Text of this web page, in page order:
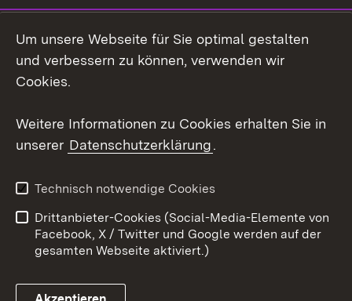
Social Wall
Youtube
Kontakt
Datenschutz
Barrierefreiheit
Impressum Cookies
Um unsere Webseite für Sie optimal gestalten
und verbessern zu können, verwenden wir
Cookies.
Weitere Informationen zu Cookies erhalten Sie in
unserer Datenschutzerklärung.
Technisch notwendige Cookies
Drittanbieter-Cookies (Social-Media-Elemente von
Facebook, X / Twitter und Google werden auf der
gesamten Webseite aktiviert.)